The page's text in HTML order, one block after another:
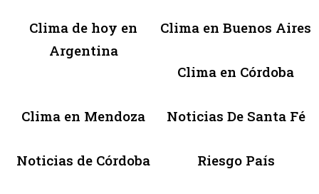
Clima de hoy en
Argentina
Clima en Buenos Aires
Clima en Córdoba
Clima en Mendoza Noticias De Santa Fé
Noticias de Córdoba Riesgo País